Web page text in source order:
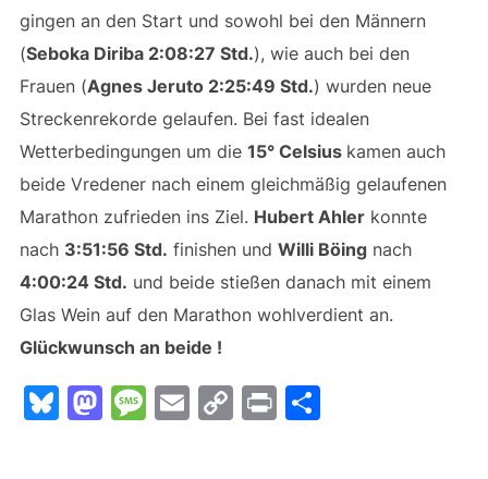
gingen an den Start und sowohl bei den Männern
(Seboka Diriba 2:08:27 Std.), wie auch bei den
Frauen (Agnes Jeruto 2:25:49 Std.) wurden neue
Streckenrekorde gelaufen. Bei fast idealen
Wetterbedingungen um die 15° Celsius kamen auch
beide Vredener nach einem gleichmäßig gelaufenen
Marathon zufrieden ins Ziel. Hubert Ahlerkonnte
nach 3:51:56 Std. finishen und Willi Böingnach
4:00:24 Std. und beide stießen danach mit einem
Glas Wein auf den Marathon wohlverdient an.
Glückwunsch an beide !
Bl M M E C Pr T